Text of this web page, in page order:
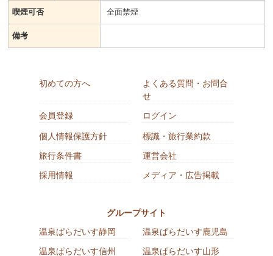
喫煙可否 全面禁煙
備考
初めての方へ
よくある質問・お問合
せ
会員登録
ログイン
個人情報保護方針
標識・旅行業約款
旅行条件書
運営会社
採用情報
メディア・広告掲載
グループサイト
温泉ぱらだいす静岡
温泉ぱらだいす鹿児島
温泉ぱらだいす信州
温泉ぱらだいす山形